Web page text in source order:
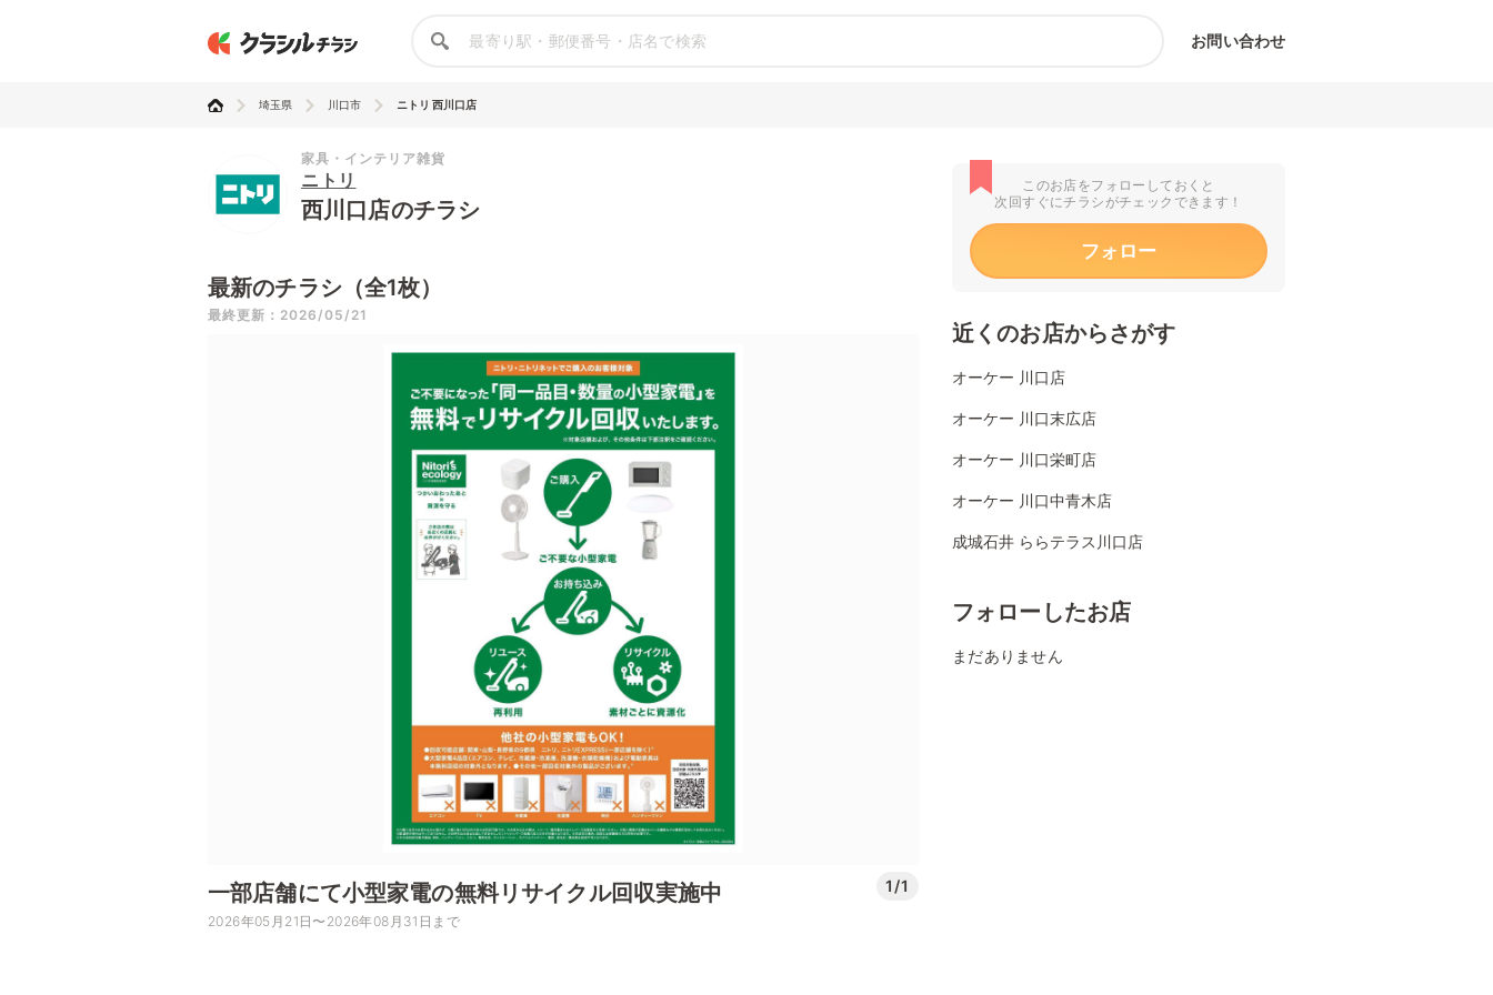
お問い合わせ
埼玉県 川口市 ニトリ 西川口店
家具・インテリア雑貨
ニトリ
西川口店のチラシ
最新のチラシ（全1枚）
最終更新：2026/05/21
一部店舗にて小型家電の無料リサイクル回収実施中 1/1
2026年05月21日〜2026年08月31日まで
このお店をフォローしておくと
次回すぐにチラシがチェックできます！
フォロー
近くのお店からさがす
オーケー 川口店
オーケー 川口末広店
オーケー 川口栄町店
オーケー 川口中青木店
成城石井 ららテラス川口店
フォローしたお店
まだありません